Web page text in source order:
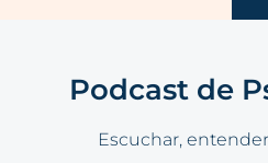
Podcast de
Escuchar,